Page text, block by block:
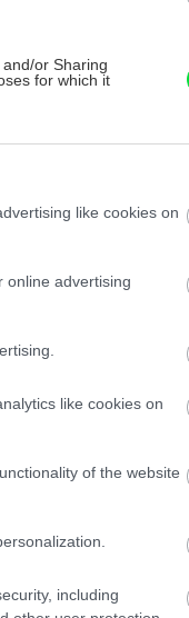
or Sharing
for which it
like cookies on
online advertising
like cookies on
of the website
including
marhuliach v júni a